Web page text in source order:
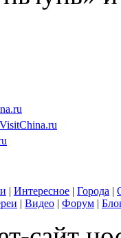
| Интересное | Города |
| Видео | Форум |